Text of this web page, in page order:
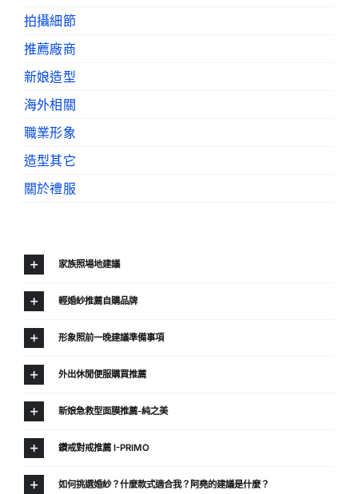
拍攝細節
推薦廠商
新娘造型
海外相關
職業形象
造型其它
關於禮服
家族照場地建議
輕婚紗推薦自購品牌
形象照前一晚建議準備事項
外出休閒便服購買推薦
新娘急救型面膜推薦-純之美
鑽戒對戒推薦 I-PRIMO
如何挑選婚紗？什麼款式適合我？阿堯的建議是什麼？